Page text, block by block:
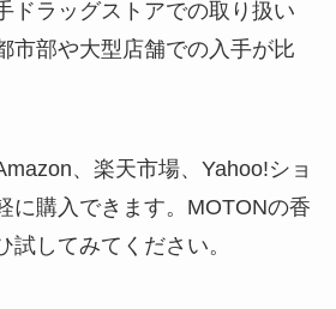
ドラッグストアでの取り扱い
市部や大型店舗での入手が比
、楽天市場、Yahoo!ショ
に購入できます。MOTONの香
試してみてください。